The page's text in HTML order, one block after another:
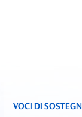
VOCI DI